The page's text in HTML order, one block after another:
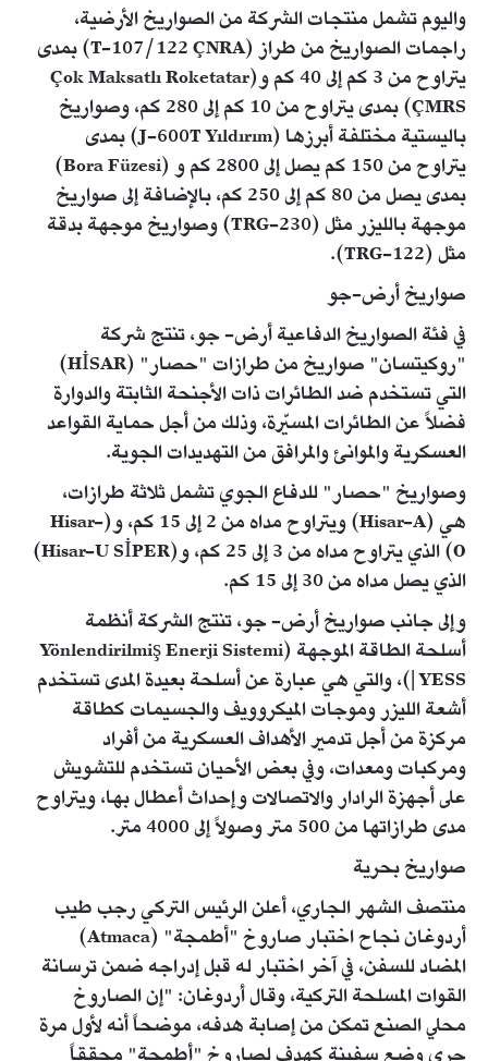
واليوم تشمل منتجات الشركة من الصواريخ الأرضية،
راجمات الصواريخ من طراز (T-107/122 ÇNRA) بمدى
يتراوح من 3 كم إلى 40 كم و(Çok Maksatlı Roketatar
ÇMRS) بمدى يتراوح من 10 كم إلى 280 كم، وصواريخ
باليستية مختلفة أبرزها (J-600T Yıldırım) بمدى
يتراوح من 150 كم يصل إلى 2800 كم و (Bora Füzesi)
بمدى يصل من 80 كم إلى 250 كم، بالإضافة إلى صواريخ
موجهة بالليزر مثل (TRG-230) وصواريخ موجهة بدقة
مثل (TRG-122).
صواريخ أرض-جو
في فئة الصواريخ الدفاعية أرض- جو، تنتج شركة
"روكيتسان" صواريخ من طرازات "حصار" (HİSAR)
التي تستخدم ضد الطائرات ذات الأجنحة الثابتة والدوارة
فضلاً عن الطائرات المسيّرة، وذلك من أجل حماية القواعد
العسكرية والموانئ والمرافق من التهديدات الجوية.
وصواريخ "حصار" للدفاع الجوي تشمل ثلاثة طرازات،
هي (Hisar-A) ويتراوح مداه من 2 إلى 15 كم، و(Hisar-
O) الذي يتراوح مداه من 3 إلى 25 كم، و(Hisar-U SİPER)
الذي يصل مداه من 30 إلى 15 كم.
وإلى جانب صواريخ أرض- جو، تنتج الشركة أنظمة
أسلحة الطاقة الموجهة (Yönlendirilmiş Enerji Sistemi
| YESS)، والتي هي عبارة عن أسلحة بعيدة المدى تستخدم
أشعة الليزر وموجات الميكروويف والجسيمات كطاقة
مركزة من أجل تدمير الأهداف العسكرية من أفراد
ومركبات ومعدات، وفي بعض الأحيان تستخدم للتشويش
على أجهزة الرادار والاتصالات وإحداث أعطال بها، ويتراوح
مدى طرازاتها من 500 متر وصولاً إلى 4000 متر.
صواريخ بحرية
منتصف الشهر الجاري، أعلن الرئيس التركي رجب طيب
أردوغان نجاح اختبار صاروخ "أطمجة" (Atmaca)
المضاد للسفن، في آخر اختبار له قبل إدراجه ضمن ترسانة
القوات المسلحة التركية، وقال أردوغان: "إن الصاروخ
محلي الصنع تمكن من إصابة هدفه، موضحاً أنه لأول مرة